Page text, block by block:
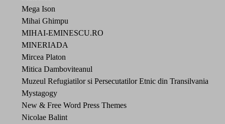
Mega Ison
Mihai Ghimpu
MIHAI-EMINESCU.RO
MINERIADA
Mircea Platon
Mitica Damboviteanul
Muzeul Refugiatilor si Persecutatilor Etnic din Transilvania
Mystagogy
New & Free Word Press Themes
Nicolae Balint